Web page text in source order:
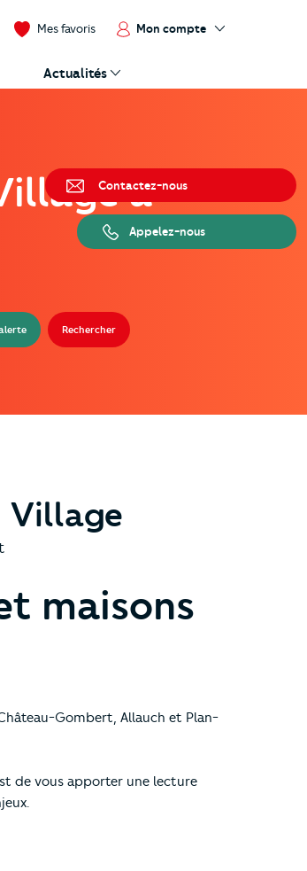
Mes favoris Mon compte
Actualités
à
Rechercher
Village
maisons
Gombert, Allauch et Plan-
de vous apporter une lecture
Contactez-nous
Appelez-nous